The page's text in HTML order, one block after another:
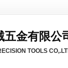
五金有限公
TOOLS